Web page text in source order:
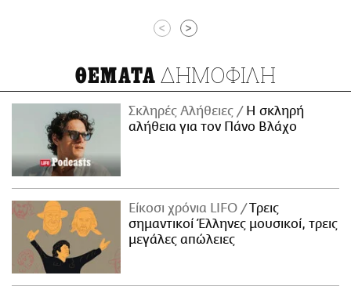
< >
ΘΕΜΑΤΑ ΔΗΜΟΦΙΛΗ
Σκληρές Αλήθειες
H σκληρή
αλήθεια για τον Πάνο Βλάχο
Είκοσι χρόνια LIFO
Tρεις
σημαντικοί Έλληνες μουσικοί, τρεις
μεγάλες απώλειες